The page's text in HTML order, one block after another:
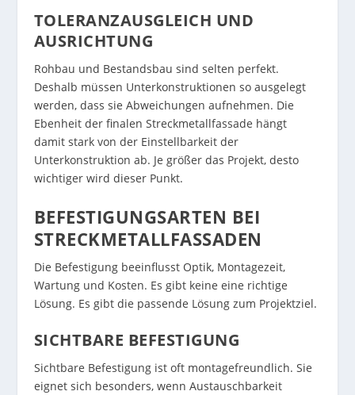
TOLERANZAUSGLEICH UND
AUSRICHTUNG
Rohbau und Bestandsbau sind selten perfekt.
Deshalb müssen Unterkonstruktionen so ausgelegt
werden, dass sie Abweichungen aufnehmen. Die
Ebenheit der finalen Streckmetallfassade hängt
damit stark von der Einstellbarkeit der
Unterkonstruktion ab. Je größer das Projekt, desto
wichtiger wird dieser Punkt.
BEFESTIGUNGSARTEN BEI
STRECKMETALLFASSADEN
Die Befestigung beeinflusst Optik, Montagezeit,
Wartung und Kosten. Es gibt keine eine richtige
Lösung. Es gibt die passende Lösung zum Projektziel.
SICHTBARE BEFESTIGUNG
Sichtbare Befestigung ist oft montagefreundlich. Sie
eignet sich besonders, wenn Austauschbarkeit